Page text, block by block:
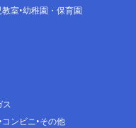
教室 幼稚園・保育園
ス
コンビニ その他